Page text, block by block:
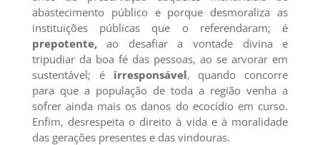
abastecimento público e porque desmoraliza as
instituições públicas que o referendaram; é
prepotente,ao desafiar a vontade divina e
tripudiar da boa fé das pessoas, ao se arvorar em
sustentável; é irresponsável, quando concorre
para que a população de toda a região venha a
sofrer ainda mais os danos do ecocídio em curso.
Enfim, desrespeita o direito à vida e à moralidade
das gerações presentes e das vindouras.